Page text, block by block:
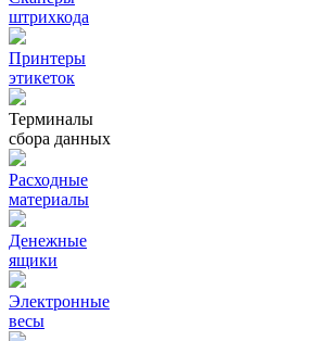
штрихкода
Принтеры
этикеток
Терминалы
сбора данных
Расходные
материалы
Денежные
ящики
Электронные
весы